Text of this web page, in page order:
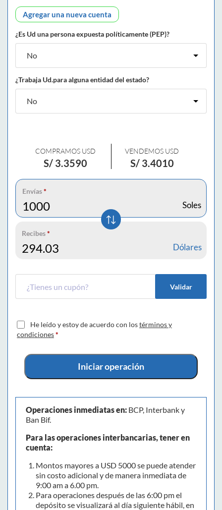
Agregar una nueva cuenta
¿Es Ud una persona expuesta políticamente (PEP)?
¿Trabaja Ud.para alguna entidad del estado?
COMPRAMOS USD
S/ 3.3590
VENDEMOS USD
S/ 3.4010
Envías*
Soles
Recibes*
Dólares
Validar
He leído y estoy de acuerdo con lostérminos y
condiciones*
Iniciar operación
Operaciones inmediatas en: BCP, Interbank y
Ban Bif.
Para las operaciones interbancarias, tener en
cuenta:
Montos mayores a USD 5000 se puede atender
sin costo adicional y de manera inmediata de
9:00 am a 6.00 pm.
Para operaciones después de las 6:00 pm el
depósito se visualizará al día siguiente hábil, en